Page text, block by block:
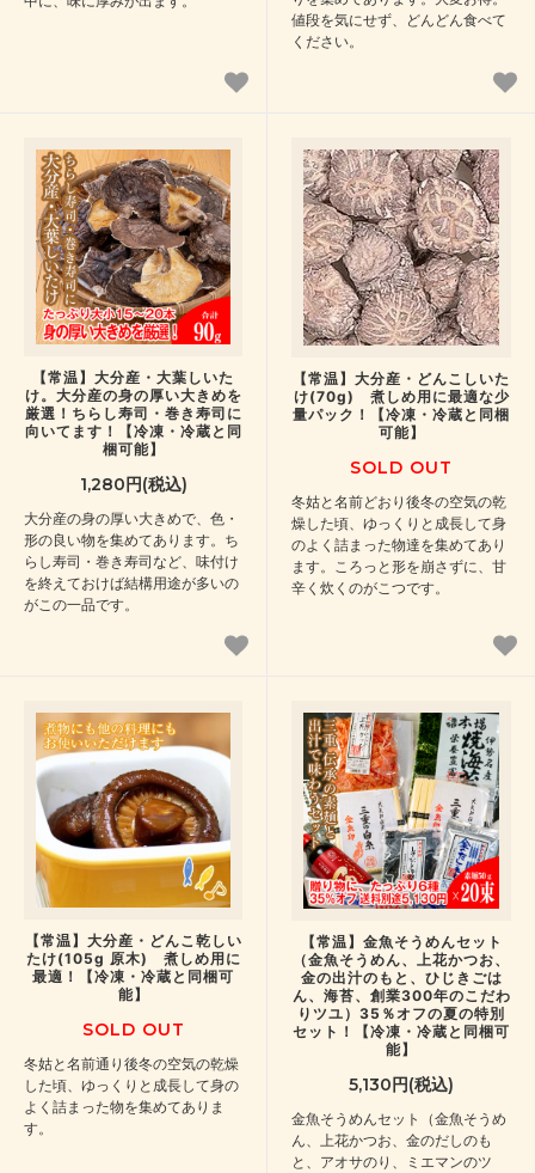
値段を気にせず、どんどん食べて
ください。
【常温】大分産・大葉しいた
け。大分産の身の厚い大きめを
厳選！ちらし寿司・巻き寿司に
向いてます！【冷凍・冷蔵と同
梱可能】
1,280円(税込)
大分産の身の厚い大きめで、色・
形の良い物を集めてあります。ち
らし寿司・巻き寿司など、味付け
を終えておけば結構用途が多いの
がこの一品です。
【常温】大分産・どんこしいた
け(70g) 煮しめ用に最適な少
量パック！【冷凍・冷蔵と同梱
可能】
SOLD OUT
冬姑と名前どおり後冬の空気の乾
燥した頃、ゆっくりと成長して身
のよく詰まった物達を集めてあり
ます。ころっと形を崩さずに、甘
辛く炊くのがこつです。
【常温】大分産・どんこ乾しい
たけ(105g 原木) 煮しめ用に
最適！【冷凍・冷蔵と同梱可
能】
SOLD OUT
冬姑と名前通り後冬の空気の乾燥
した頃、ゆっくりと成長して身の
よく詰まった物を集めてありま
す。
【常温】金魚そうめんセット
（金魚そうめん、上花かつお、
金の出汁のもと、ひじきごは
ん、海苔、創業300年のこだわ
りツユ）35％オフの夏の特別
セット！【冷凍・冷蔵と同梱可
能】
5,130円(税込)
金魚そうめんセット（金魚そうめ
ん、上花かつお、金のだしのも
と、アオサのり、ミエマンのツ